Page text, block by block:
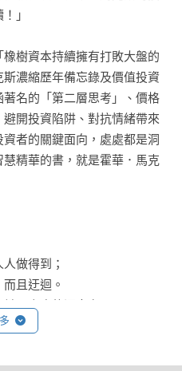
」
橡樹資本持續擁有打敗大盤的
濃縮歷年備忘錄及價值投資
名的「第二層思考」、價格
開投資陷阱、對抗情緒帶來
者的關鍵面向，處處都是洞
精華的書，就是霍華．馬克
做得到；
且迂迴。
是高度的洞察力。